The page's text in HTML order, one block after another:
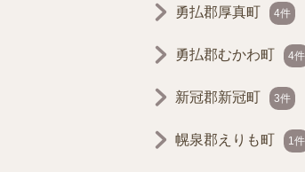
勇払郡厚真町 4件
勇払郡むかわ町 4件
新冠郡新冠町 3件
幌泉郡えりも町 1件